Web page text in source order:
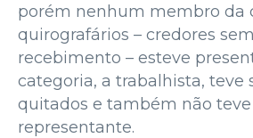
porém nenhum membro da
quirografários – credores
recebimento – esteve
categoria, a trabalhista, teve
quitados e também não
representante.